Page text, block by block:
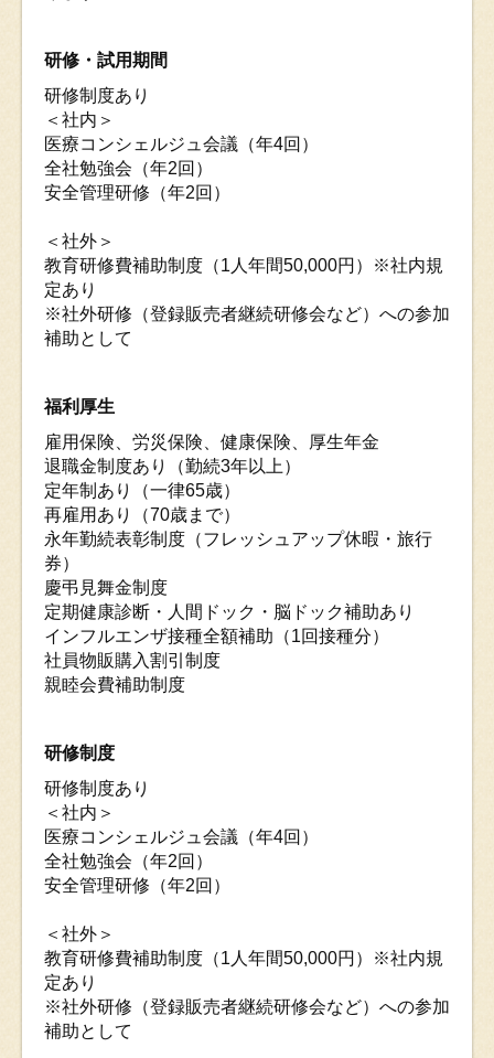
研修・試用期間
研修制度あり
＜社内＞
医療コンシェルジュ会議（年4回）
全社勉強会（年2回）
安全管理研修（年2回）
＜社外＞
教育研修費補助制度（1人年間50,000円）※社内規
定あり
※社外研修（登録販売者継続研修会など）への参加
補助として
福利厚生
雇用保険、労災保険、健康保険、厚生年金
退職金制度あり（勤続3年以上）
定年制あり（一律65歳）
再雇用あり（70歳まで）
永年勤続表彰制度（フレッシュアップ休暇・旅行
券）
慶弔見舞金制度
定期健康診断・人間ドック・脳ドック補助あり
インフルエンザ接種全額補助（1回接種分）
社員物販購入割引制度
親睦会費補助制度
研修制度
研修制度あり
＜社内＞
医療コンシェルジュ会議（年4回）
全社勉強会（年2回）
安全管理研修（年2回）
＜社外＞
教育研修費補助制度（1人年間50,000円）※社内規
定あり
※社外研修（登録販売者継続研修会など）への参加
補助として